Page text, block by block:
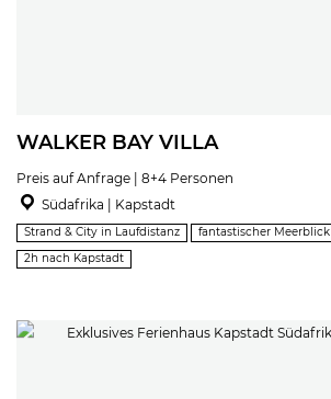
WALKER BAY VILLA
Preis auf Anfrage | 8+4 Personen
Südafrika | Kapstadt
Strand & City in Laufdistanz fantastischer Meerblick
2h nach Kapstadt